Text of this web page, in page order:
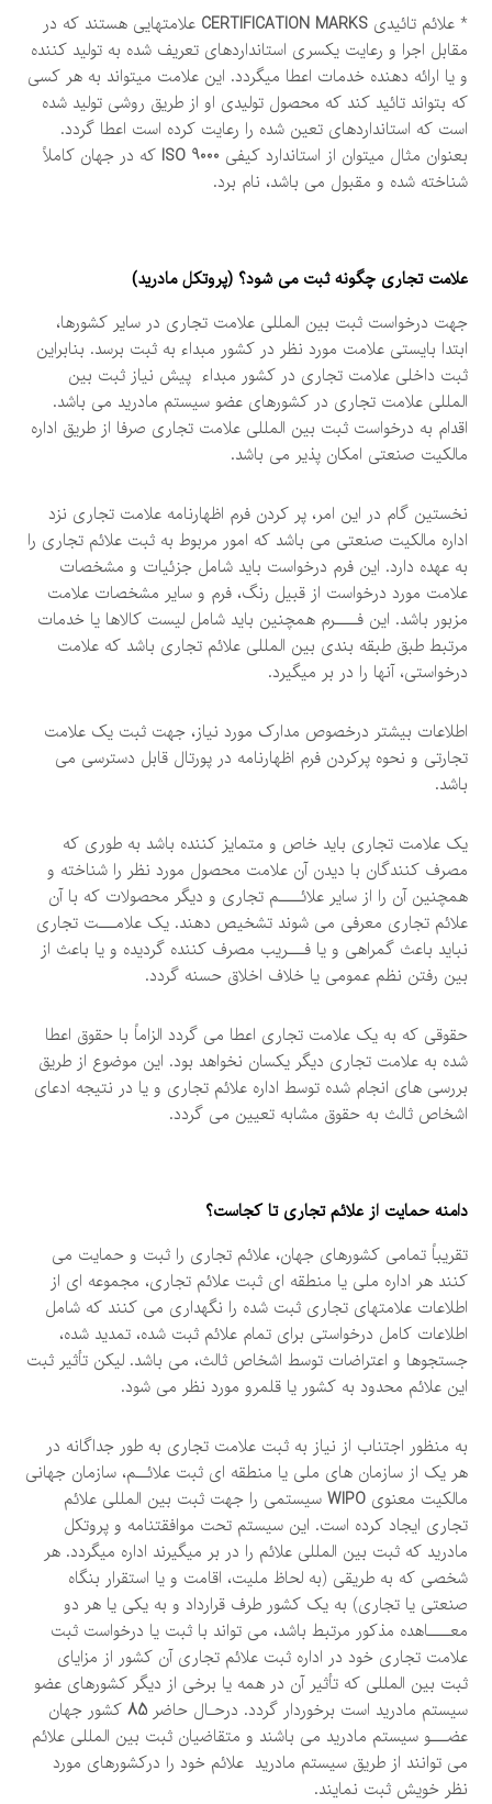
* علائم تائیدی CERTIFICATION MARKS علامتهایی هستند که در
مقابل اجرا و رعایت یکسری استانداردهای تعریف شده به تولید کننده
و یا ارائه دهنده خدمات اعطا میگردد. این علامت میتواند به هر کسی
که بتواند تائید کند که محصول تولیدی او از طریق روشی تولید شده
است که استانداردهای تعین شده را رعایت کرده است اعطا گردد.
بعنوان مثال میتوان از استاندارد کیفی ISO 9000 که در جهان کاملاً
شناخته شده و مقبول می باشد، نام برد.
علامت تجاری چگونه ثبت می شود؟ (پروتكل مادريد)
جهت درخواست ثبت بین المللی علامت تجاری در سایر کشورها،
ابتدا بایستی علامت مورد نظر در کشور مبداء به ثبت برسد. بنابراین
ثبت داخلی علامت تجاری در کشور مبداء پیش نیاز ثبت بین
المللی علامت تجاری در کشورهای عضو سیستم مادرید می باشد.
اقدام به درخواست ثبت بین المللی علامت تجاری صرفا از طریق اداره
مالکیت صنعتی امکان پذیر می باشد.
نخستین گام در این امر، پر کردن فرم اظهارنامه علامت تجاری نزد
اداره مالکیت صنعتی می باشد که امور مربوط به ثبت علائم تجاری را
به عهده دارد. این فرم درخواست باید شامل جزئیات و مشخصات
علامت مورد درخواست از قبیل رنگ، فرم و سایر مشخصات علامت
مزبور باشد. این فــــرم همچنین باید شامل لیست کالاها یا خدمات
مرتبط طبق طبقه بندی بین المللی علائم تجاری باشد که علامت
درخواستی، آنها را در بر میگیرد.
اطلاعات بيشتر درخصوص مدارک مورد نياز، جهت ثبت يک علامت
تجارتی و نحوه پركردن فرم اظهارنامه در پورتال قابل دسترسی می
باشد.
یک علامت تجاری باید خاص و متمایز کننده باشد به طوری که
مصرف کنندگان با دیدن آن علامت محصول مورد نظر را شناخته و
همچنین آن را از سایر علائــــم تجاری و دیگر محصولات که با آن
علائم تجاری معرفی می شوند تشخیص دهند. یک علامـــت تجاری
نباید باعث گمراهی و یا فـــریب مصرف کننده گردیده و یا باعث از
بین رفتن نظم عمومی یا خلاف اخلاق حسنه گردد.
حقوقی که به یک علامت تجاری اعطا می گردد الزاماً با حقوق اعطا
شده به علامت تجاری دیگر یکسان نخواهد بود. این موضوع از طریق
بررسی های انجام شده توسط اداره علائم تجاری و یا در نتیجه ادعای
اشخاص ثالث به حقوق مشابه تعیین می گردد.
دامنه حمایت از علائم تجاری تا کجاست؟
تقریباً تمامی کشورهای جهان، علائم تجاری را ثبت و حمایت می
کنند هر اداره ملی یا منطقه ای ثبت علائم تجاری، مجموعه ای از
اطلاعات علامتهای تجاری ثبت شده را نگهداری می کنند که شامل
اطلاعات کامل درخواستی برای تمام علائم ثبت شده، تمدید شده،
جستجوها و اعتراضات توسط اشخاص ثالث، می باشد. لیکن تأثیر ثبت
اين علائم محدود به کشور يا قلمرو مورد نظر می شود.
به منظور اجتناب از نیاز به ثبت علامت تجاری به طور جداگانه در
هر یک از سازمان های ملی یا منطقه ای ثبت علائــم، سازمان جهانی
مالکیت معنویWIPO سیستمی را جهت ثبت بین المللی علائم
تجاری ايجاد كرده است. این سیستم تحت موافقتنامه و پروتکل
مادرید که ثبت بین المللی علائم را در بر میگیرند اداره میگردد. هر
شخصی که به طریقی (به لحاظ ملیت، اقامت و یا استقرار بنگاه
صنعتی یا تجاری) به یک کشور طرف قرارداد و به یکی یا هر دو
معــــاهده مذکور مرتبط باشد، می تواند با ثبت یا درخواست ثبت
علامت تجاری خود در اداره ثبت علائم تجاری آن کشور از مزایای
ثبت بین المللی که تأثیر آن در همه یا برخی از دیگر کشورهای عضو
سیستم مادرید است برخوردار گردد. درحـال حاضر85 کشور جهان
عضـــو سيستم مادريد می باشند و متقاضیان ثبت بین المللی علائم
می توانند از طریق سیستم مادرید علائم خود را درکشورهای مورد
نظر خویش ثبت نمایند.